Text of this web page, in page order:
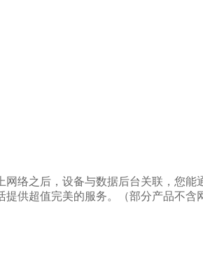
络之后，设备与数据后台关联，您能
供超值完美的服务。（部分产品不含